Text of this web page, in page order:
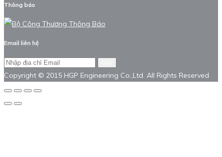
Thông báo
Email liên hệ
Copyright © 2015 HGP Engineering Co.,Ltd. All Rights Reserved